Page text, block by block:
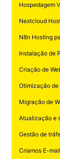
Hospedagem
Nextcloud
N8n Hosting
Instalação de
Criação de
Otimização
Migração de
Atualização e
Gestão de
Criamos E-